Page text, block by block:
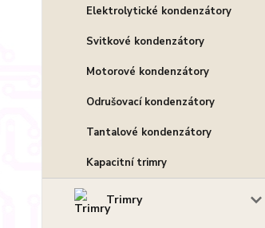
Elektrolytické kondenzátory
Svitkové kondenzátory
Motorové kondenzátory
Odrušovací kondenzátory
Tantalové kondenzátory
Kapacitní trimry
Trimry